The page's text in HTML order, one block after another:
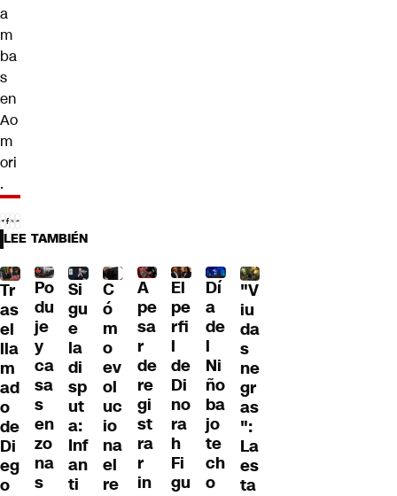
a
m
ba
s
en
Ao
m
ori
.
LEE TAMBIÉN
Tr
as
el
lla
m
ad
o
de
Di
eg
o
Po
du
je
y
ca
sa
s
en
zo
na
s
Si
gu
e
la
di
sp
ut
a:
Inf
an
ti
C
ó
m
o
ev
ol
uc
io
na
el
re
A
pe
sa
r
de
re
gi
st
ra
r
in
El
pe
rfi
l
de
Di
no
ra
h
Fi
gu
Dí
a
de
l
Ni
ño
ba
jo
te
ch
o
"V
iu
da
s
ne
gr
as
":
La
es
ta